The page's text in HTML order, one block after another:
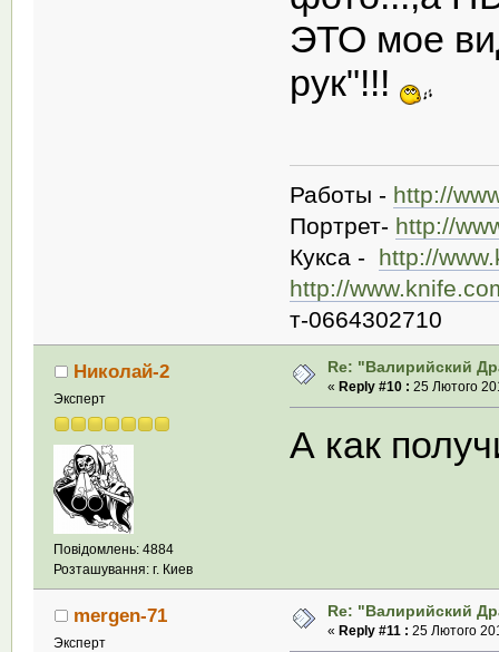
ЭТО мое
рук"!!!
Работы - http://
Портрет- http://
Кукса - http://
http://
т-0664302710
Николай-2
Эксперт
Повідомлень: 4884
Розташування: г. Киев
Re: "Валирийский
« Reply #10 : 25 Лютого
А как
mergen-71
Эксперт
Re: "Валирийский
« Reply #11 : 25 Лютого